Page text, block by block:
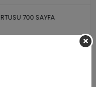
700 SAYFA